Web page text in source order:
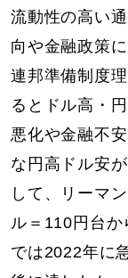
流動性の高い
向や金融政策
連邦準備制度
るとドル高・
悪化や金融不
な円高ドル安
して、リーマ
ル＝110円台
では2022年に